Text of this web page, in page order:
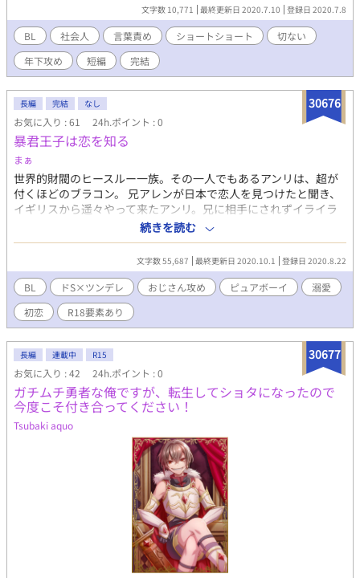
手は戸惑いながらもそれを受け入れ、段々と行為をひどくしてい
った。そこでかけられる言葉は本音か嘘か…。男を困惑させる。
ー「ひどくしてほしい」 「犬」「ひどくしてほしい」各一話完
結。
文字数 10,771 最終更新日 2020.7.10 登録日 2020.7.8
BL 社会人 言葉責め ショートショート
切ない
年下攻め
短編 完結
30676
長編 完結 なし
お気に入り : 61 24h.ポイント : 0
暴君王子は恋を知る
まぁ
世界的財閥のヒースルー一族。その一人でもあるアンリは、超が
付くほどのブラコン。 兄アレンが日本で恋人を見つけたと聞き、
イギリスから遥々やって来たアンリ。兄に相手にされずイライラ
していたアンリが、立ち寄ったバー。そこで出会ったのはアレン
が宿泊しているホテルのオーナーであり、日本のホテル王一族の
東宮寺和史だった。 ただ兄を強く慕うだけで、恋など知らずにい
たアンリ。恋する兄を見て、そろそろ兄離れをして自分も恋をし
なくてはいけないだろうかと考えていた所に現れた東宮寺。東宮
寺はそんなアンリに「恋がどんなものか知りたいのですよね？な
ら教えてあげますよ」と言って迫って来たが…… 連載中の「モブ
だった私、今日からヒロインです！」に登場するアンリの恋愛物
語。BLですのでご注意を。もちろん単品でいただけます。
続きを読む
文字数 55,687 最終更新日 2020.10.1 登録日 2020.8.22
BL ドS×ツンデレ おじさん攻め ピュアボーイ
溺愛
初恋
R18要素あり
30677
長編 連載中 R15
お気に入り : 42 24h.ポイント : 0
ガチムチ勇者な俺ですが、転生してショタになったので
今度こそ付き合ってください！
Tsubaki aquo